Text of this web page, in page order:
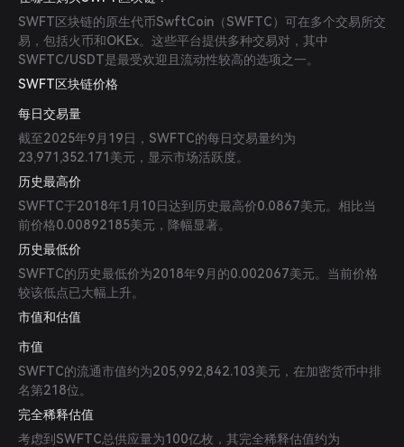
SWFT区块链的原生代币SwftCoin（SWFTC）可在多个交易所交
易，包括火币和OKEx。这些平台提供多种交易对，其中
SWFTC/USDT是最受欢迎且流动性较高的选项之一。
SWFT区块链价格
每日交易量
截至2025年9月19日，SWFTC的每日交易量约为
23,971,352.171美元，显示市场活跃度。
历史最高价
SWFTC于2018年1月10日达到历史最高价0.0867美元。相比当
前价格0.00892185美元，降幅显著。
历史最低价
SWFTC的历史最低价为2018年9月的0.002067美元。当前价格
较该低点已大幅上升。
市值和估值
市值
SWFTC的流通市值约为205,992,842.103美元，在加密货币中排
名第218位。
完全稀释估值
考虑到SWFTC总供应量为100亿枚，其完全稀释估值约为